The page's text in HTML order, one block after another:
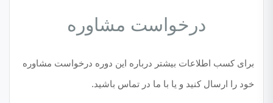
درخواست مشاوره
برای کسب اطلاعات بیشتر درباره این دوره درخواست مشاوره
خود را ارسال کنید و یا با ما در تماس باشید.